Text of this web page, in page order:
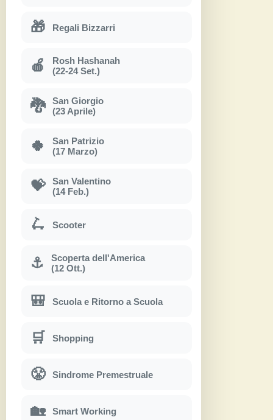
🎁 Regali Bizzarri
🍎
Rosh Hashanah
(22-24 Set.)
🐉
San Giorgio
(23 Aprile)
🍀
San Patrizio
(17 Marzo)
💝
San Valentino
(14 Feb.)
🛴 Scooter
⚓
Scoperta dell'America
(12 Ott.)
🎒 Scuola e Ritorno a Scuola
🛒 Shopping
😤 Sindrome Premestruale
🏡 Smart Working